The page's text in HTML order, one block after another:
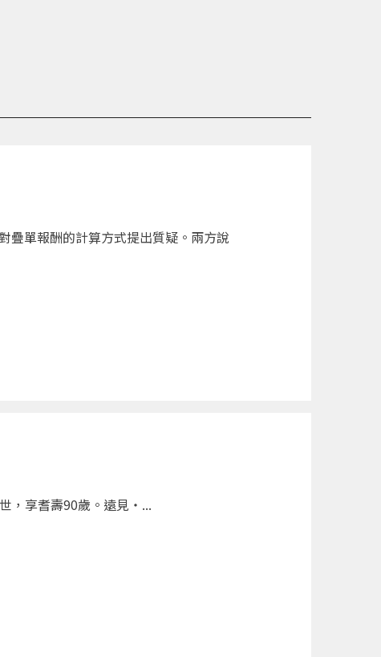
疊單報酬的計算方式提出質疑。兩方說
，享耆壽90歲。遠見‧...